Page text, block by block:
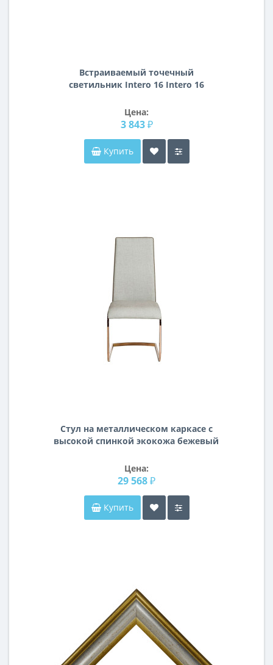
Встраиваемый точечный
светильник Intero 16 Intero 16
Цена:
3 843 ₽
Купить
Стул на металлическом каркасе с
высокой спинкой экокожа бежевый
Цена:
29 568 ₽
Купить